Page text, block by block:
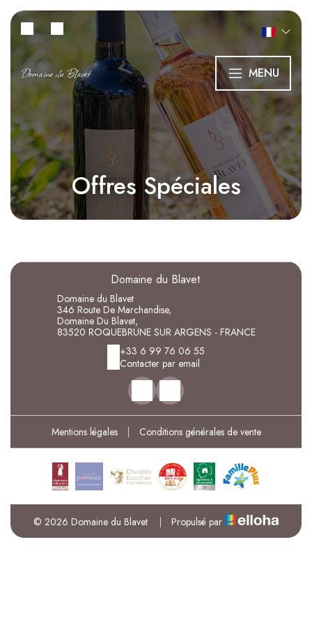
Domaine du Blavet MENU
Offres Spéciales
Domaine du Blavet
Domaine du Blavet
346 Route De Marchandise,
Domaine Du Blavet,
83520 ROQUEBRUNE SUR ARGENS - FRANCE
+33 6 99 76 06 55
Contacter par email
Mentions légales Conditions générales de vente
© 2026 Domaine du Blavet Propulsé par